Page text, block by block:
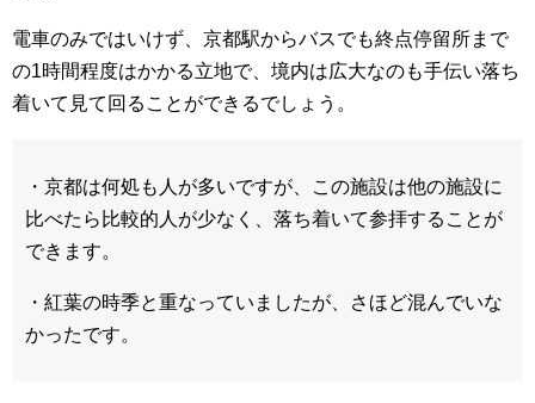
電車のみではいけず、京都駅からバスでも終点停留所まで
の1時間程度はかかる立地で、境内は広大なのも手伝い落ち
着いて見て回ることができるでしょう。
・京都は何処も人が多いですが、この施設は他の施設に
比べたら比較的人が少なく、落ち着いて参拝することが
できます。
・紅葉の時季と重なっていましたが、さほど混んでいな
かったです。